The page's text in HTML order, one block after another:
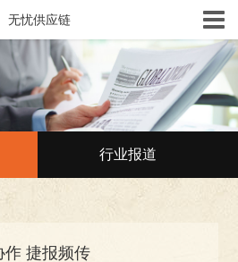
行业报道
作 捷报频传
无忧供应链